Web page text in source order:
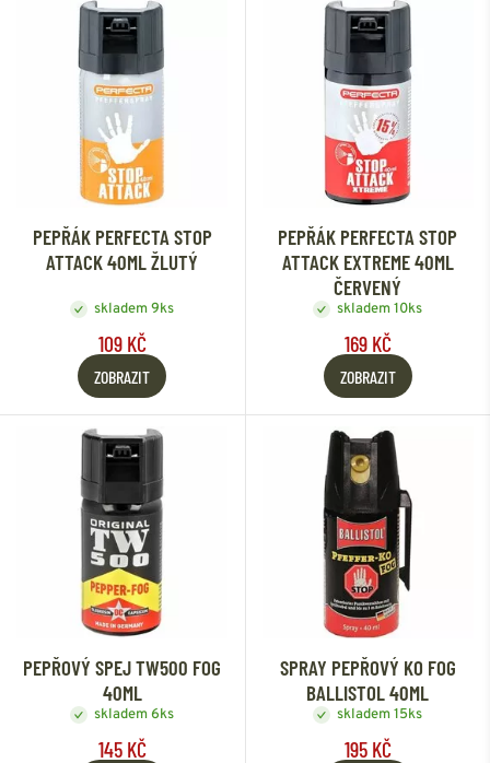
Od nejdražšího
PEPŘÁK PERFECTA STOP
ATTACK 40ML ŽLUTÝ
skladem 9ks
109 KČ
ZOBRAZIT
PEPŘÁK PERFECTA STOP
ATTACK EXTREME 40ML
ČERVENÝ
skladem 10ks
169 KČ
ZOBRAZIT
PEPŘOVÝ SPEJ TW500 FOG
40ML
skladem 6ks
145 KČ
SPRAY PEPŘOVÝ KO FOG
BALLISTOL 40ML
skladem 15ks
195 KČ